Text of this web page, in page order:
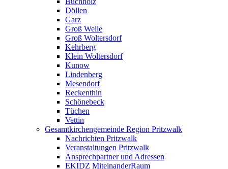
Döllen
Garz
Groß Welle
Groß Woltersdorf
Kehrberg
Klein Woltersdorf
Kunow
Lindenberg
Mesendorf
Reckenthin
Schönebeck
Tüchen
Vettin
Gesamtkirchengemeinde Region Pritzwalk
Nachrichten Pritzwalk
Veranstaltungen Pritzwalk
Ansprechpartner und Adressen
EKIDZ MiteinanderRaum